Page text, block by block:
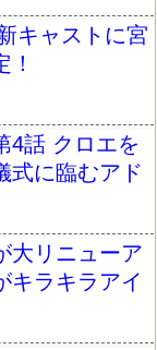
キャストに宮
4話 クロエを
式に臨むアド
大リニューア
ラキラアイ